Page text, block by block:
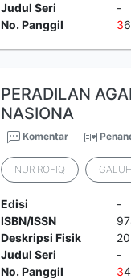
Judul Seri
-
No. Panggil
36
PERADILAN
NASIONA
Komentar
NUR ROFIQ
Edisi
-
ISBN/ISSN
Deskripsi Fisik
Judul Seri
-
No. Panggil
3